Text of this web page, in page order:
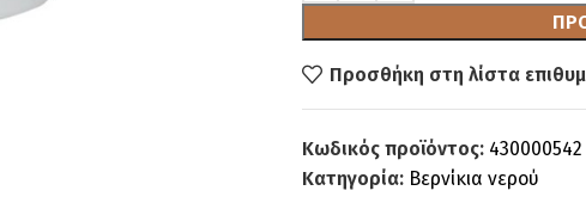
Προσθήκη στη λίστα
Κωδικός προϊόντος: 430000542
Κατηγορία: Βερνίκια νερού